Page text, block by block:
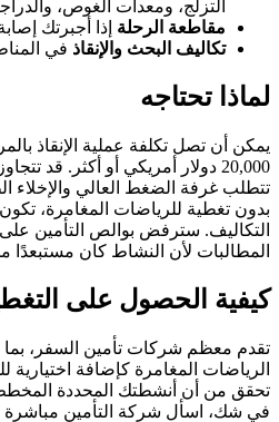
التزلج، ومعدات الغوص،
مقاطعة الرحلة إذا أجبرتك
تكاليف البحث والإنقاذ في
لماذا تحتاجه
يمكن أن تصل تكلفة عملية الإنقاذ
20,000 دولار أمريكي أو أكثر. قد
بدون تغطية للرياضات المغامرة،
التكاليف. سترفض بوالص التأمين
المطالبات لأن النشاط كان مستبعدًا
كيفية الحصول على
الرياضات المغامرة كإضافة
تحقق من أن أنشطتك المحددة
في شك، اسأل شركة التأمين مباشرة